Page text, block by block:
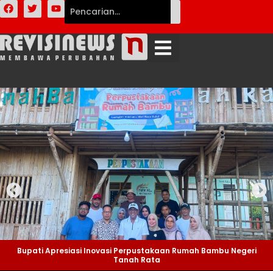
Bupati Apresiasi Inovasi Perpustakaan Rumah Bambu Negeri
Tanah Rata